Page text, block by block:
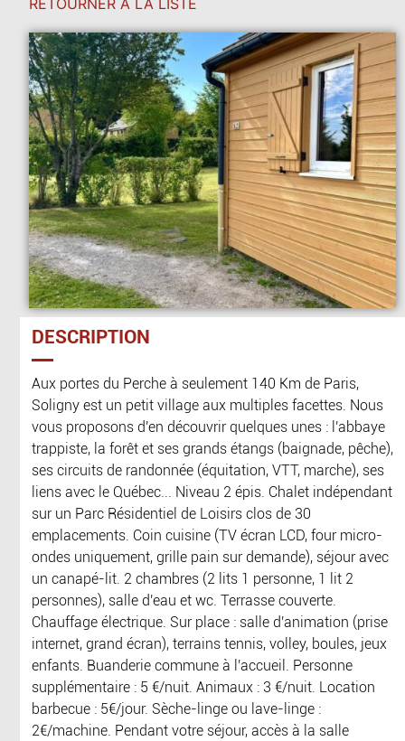
RETOURNER À LA LISTE
DESCRIPTION
Aux portes du Perche à seulement 140 Km de Paris,
Soligny est un petit village aux multiples facettes. Nous
vous proposons d'en découvrir quelques unes : l'abbaye
trappiste, la forêt et ses grands étangs (baignade, pêche),
ses circuits de randonnée (équitation, VTT, marche), ses
liens avec le Québec... Niveau 2 épis. Chalet indépendant
sur un Parc Résidentiel de Loisirs clos de 30
emplacements. Coin cuisine (TV écran LCD, four micro-
ondes uniquement, grille pain sur demande), séjour avec
un canapé-lit. 2 chambres (2 lits 1 personne, 1 lit 2
personnes), salle d'eau et wc. Terrasse couverte.
Chauffage électrique. Sur place : salle d'animation (prise
internet, grand écran), terrains tennis, volley, boules, jeux
enfants. Buanderie commune à l'accueil. Personne
supplémentaire : 5 €/nuit. Animaux : 3 €/nuit. Location
barbecue : 5€/jour. Sèche-linge ou lave-linge :
2€/machine. Pendant votre séjour, accès à la salle